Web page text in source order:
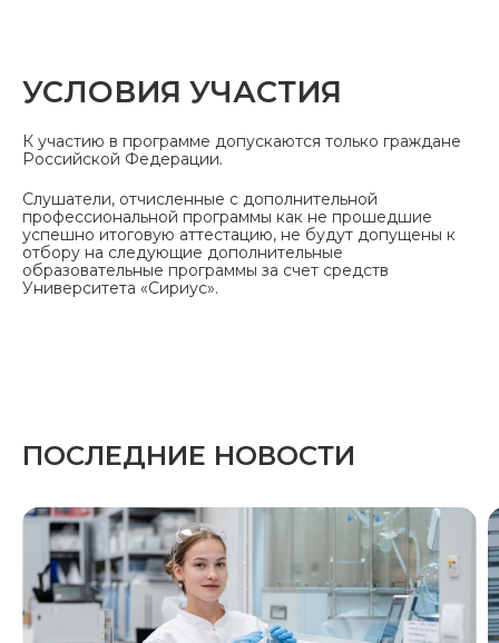
УСЛОВИЯ УЧАСТИЯ
К участию в программе допускаются только граждане
Российской Федерации.
Слушатели, отчисленные с дополнительной
профессиональной программы как не прошедшие
успешно итоговую аттестацию, не будут допущены к
отбору на следующие дополнительные
образовательные программы за счет средств
Университета «Сириус».
ПОСЛЕДНИЕ НОВОСТИ